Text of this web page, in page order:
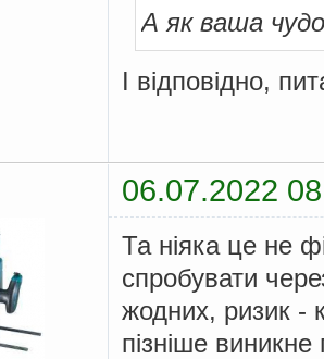
А як ваша
І відповідно,
06.07.2022
Та ніяка це не
спробувати
жодних, ризик -
пізніше